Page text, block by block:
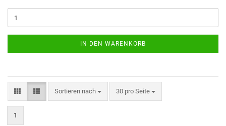
IN DEN WARENKORB
Sortieren nach
Sortieren nach 30 pro Seite
pro Seite
1